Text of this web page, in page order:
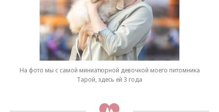
На фото мы с самой миниатюрной девочкой моего питомника
Тарой, здесь ей 3 года